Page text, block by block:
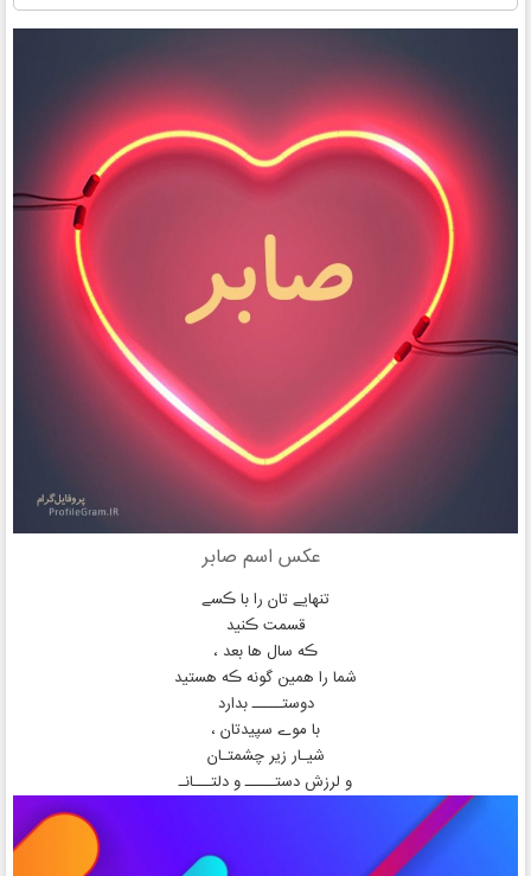
عکس اسم صابر
تنهایے تان را با ڪسے
قسمت ڪنید
ڪه سال ها بعد ،
شما را همین گونه ڪه هستید
دوستـــــ بدارد
با موے سپیدتان ،
شیـار زیر چشمتـان
و لرزش دستـــــ و دلتـــانـ